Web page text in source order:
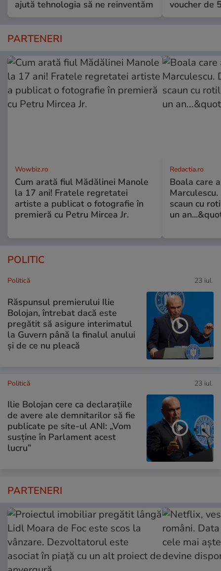
ajută tehnologia să ne reinventăm voucher de
PARTENERI
Wowbiz.ro
Cum arată fiul Mădălinei Manole
la 17 ani! Fratele regretatei
artiste a publicat o fotografie în
premieră cu Petru Mircea Jr.
Redactia.ro
Boala care
scaun cu
un
POLITIC
Politică 23 iul.
Răspunsul premierului Ilie
Bolojan, întrebat dacă este
pregătit să asigure interimatul
la Guvern până la finalul anului
și de ce nu pleacă
Politică 23 iul.
Ilie Bolojan cere ca declarațiile
de avere ale demnitarilor să fie
publicate pe site-ul ANI: „Vom
susține în Parlament acest
lucru”
PARTENERI